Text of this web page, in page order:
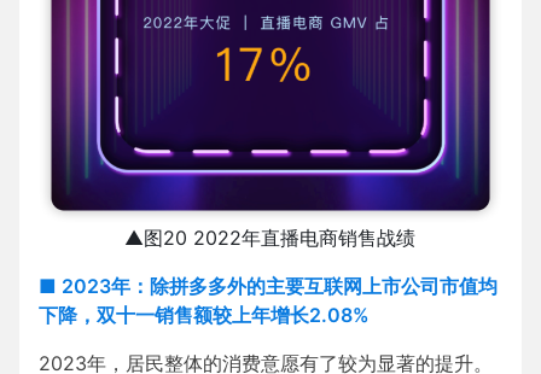
▲图20 2022年直播电商销售战绩
■ 2023年：除拼多多外的主要互联网上市公司市值均
下降，双十一销售额较上年增长2.08%
2023年，居民整体的消费意愿有了较为显著的提升。